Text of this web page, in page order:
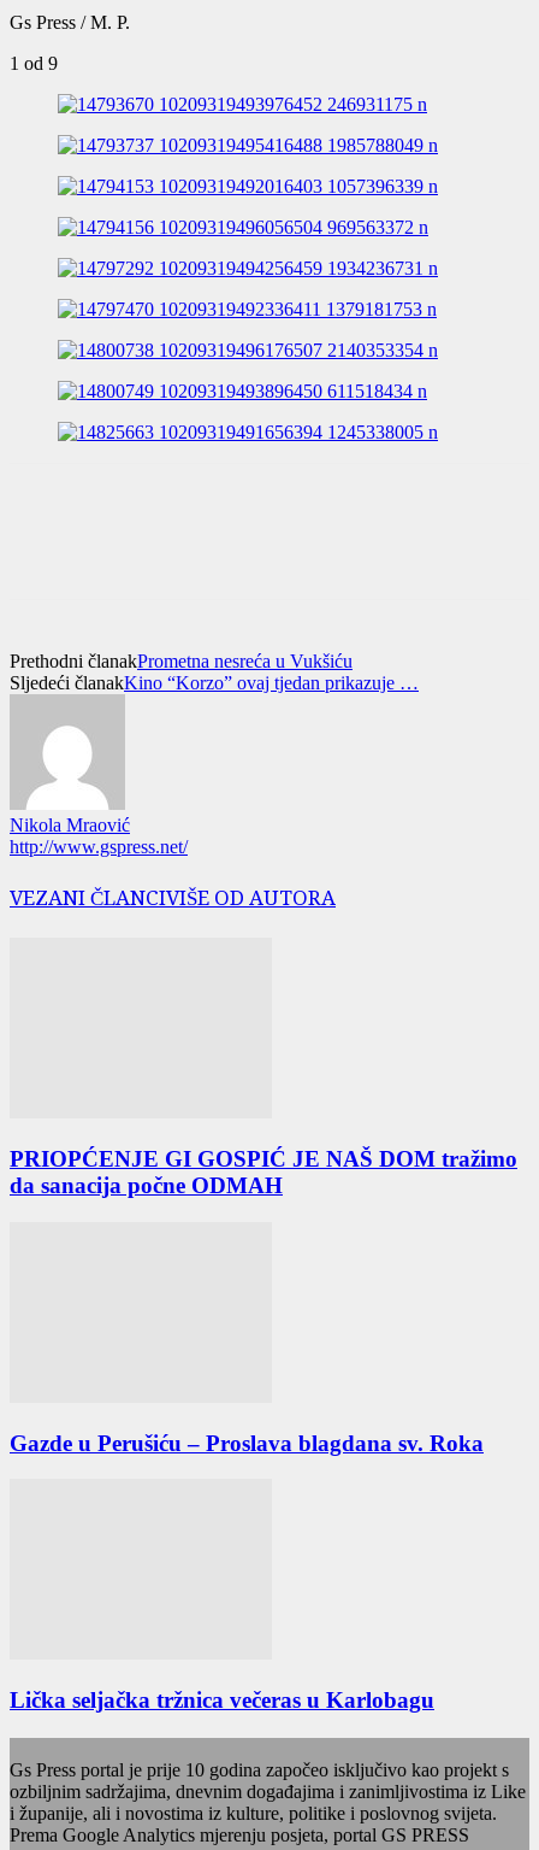
Gs Press / M. P.
1 od 9
Prethodni članakPrometna nesreća u Vukšiću
Sljedeći članakKino “Korzo” ovaj tjedan prikazuje …
Nikola Mraović
http://www.gspress.net/
VEZANI ČLANCIVIŠE OD AUTORA
PRIOPĆENJE GI GOSPIĆ JE NAŠ DOM tražimo
da sanacija počne ODMAH
Gazde u Perušiću – Proslava blagdana sv. Roka
Lička seljačka tržnica večeras u Karlobagu
Gs Press portal je prije 10 godina započeo isključivo kao projekt s
ozbiljnim sadržajima, dnevnim događajima i zanimljivostima iz Like
i županije, ali i novostima iz kulture, politike i poslovnog svijeta.
Prema Google Analytics mjerenju posjeta, portal GS PRESS